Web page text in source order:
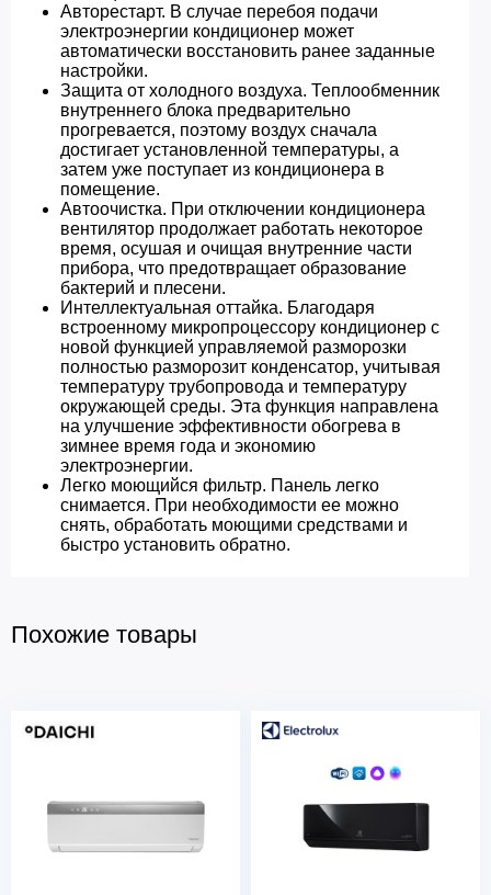
Авторестарт. В случае перебоя подачи
электроэнергии кондиционер может
автоматически восстановить ранее заданные
настройки.
Защита от холодного воздуха. Теплообменник
внутреннего блока предварительно
прогревается, поэтому воздух сначала
достигает установленной температуры, а
затем уже поступает из кондиционера в
помещение.
Автоочистка. При отключении кондиционера
вентилятор продолжает работать некоторое
время, осушая и очищая внутренние части
прибора, что предотвращает образование
бактерий и плесени.
Интеллектуальная оттайка. Благодаря
встроенному микропроцессору кондиционер с
новой функцией управляемой разморозки
полностью разморозит конденсатор, учитывая
температуру трубопровода и температуру
окружающей среды. Эта функция направлена
на улучшение эффективности обогрева в
зимнее время года и экономию
электроэнергии.
Легко моющийся фильтр. Панель легко
снимается. При необходимости ее можно
снять, обработать моющими средствами и
быстро установить обратно.
Похожие товары